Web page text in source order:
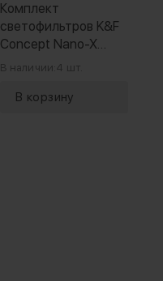
Комплект
светофильтров K&F
Concept Nano-X
ND8+ND64 (4x5.65")
В наличии: 4 шт.